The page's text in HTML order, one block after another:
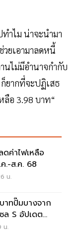
ทำไม น่าจะนำมา
ยเอามาลดหนี้
นไม่มีอำนาจกำกับ
ยากที่จะปฏิเสธ
ลือ 3.98 บาท“
ดค่าไฟเหลือ
.-ส.ค. 68
น.
าทปั๊มบางจาก
ล S อัปเดต
น.